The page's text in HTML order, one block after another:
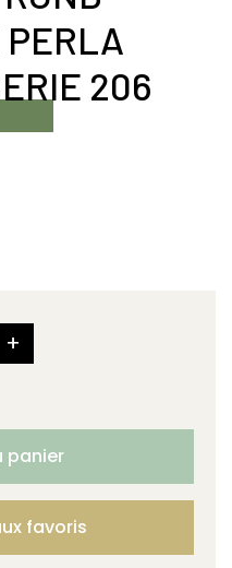
PERLA
206
+
panier